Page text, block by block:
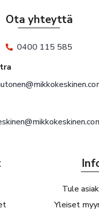
Ota yhteyttä
0400 115 585
Tule
Yleiset